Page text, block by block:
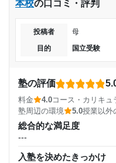
受講コース
通年
講師の教え方
塾内の環境
オンラインの為不明です
塾周辺の環境
ん。サポート体制はしっ
授業以外のサポート
(相談・面談、家庭学習のサポー
よっては質問に毎日答え
本校の口コミ・評判
投稿者 母
目的
国立受験
塾の評価
料金 4.0コース・カリキュ
塾周辺の環境
5.0授業以外
総合的な満足度
---
入塾を決めたきっかけ